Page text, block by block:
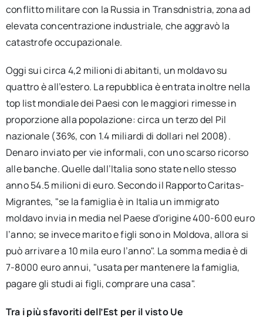
conflitto militare con la Russia in Transdnistria, zona ad
elevata concentrazione industriale, che aggravò la
catastrofe occupazionale.
Oggi sui circa 4,2 milioni di abitanti, un moldavo su
quattro è all’estero. La repubblica è entrata inoltre nella
top list mondiale dei Paesi con le maggiori rimesse in
proporzione alla popolazione: circa un terzo del Pil
nazionale (36%, con 1.4 miliardi di dollari nel 2008).
Denaro inviato per vie informali, con uno scarso ricorso
alle banche. Quelle dall’Italia sono state nello stesso
anno 54.5 milioni di euro. Secondo il Rapporto Caritas-
Migrantes, "se la famiglia è in Italia un immigrato
moldavo invia in media nel Paese d’origine 400-600 euro
l’anno; se invece marito e figli sono in Moldova, allora si
può arrivare a 10 mila euro l’anno". La somma media è di
7-8000 euro annui, "usata per mantenere la famiglia,
pagare gli studi ai figli, comprare una casa".
Tra i più sfavoriti dell’Est per il visto Ue